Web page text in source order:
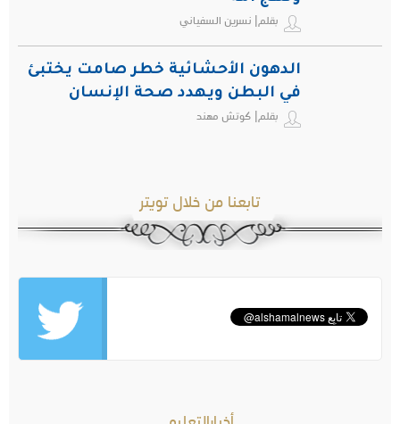
بقلم| نسرين السفياني
الدهون الأحشائية خطر صامت يختبئ
في البطن ويهدد صحة الإنسان
بقلم| كوتش مهند
تابعنا من خلال تويتر